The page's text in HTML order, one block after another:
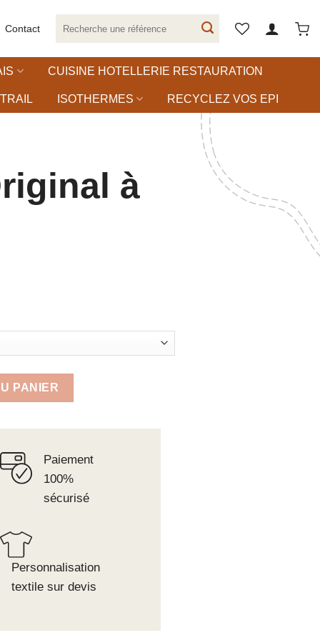
Contact
pour :
CUISINE HOTELLERIE RESTAURATION
ISOTHERMES RECYCLEZ VOS EPI
à
PANIER
Paiement
100%
sécurisé
Personnalisation
textile sur devis